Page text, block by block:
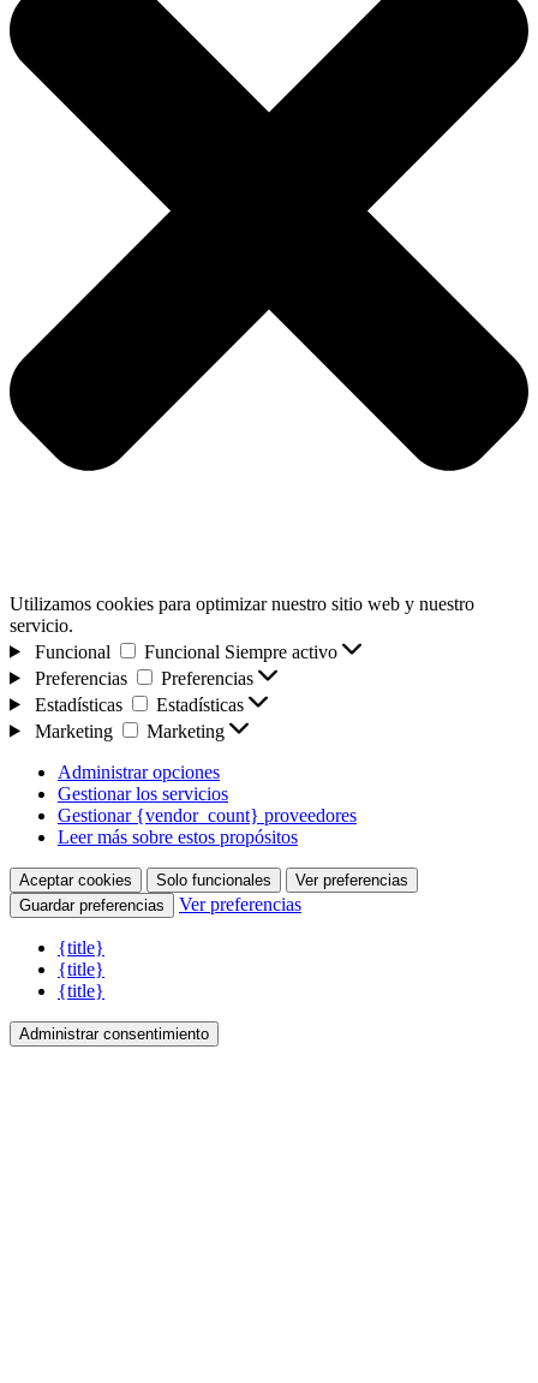
Utilizamos cookies para optimizar nuestro sitio web y nuestro
servicio.
Funcional
Funcional Siempre activo
Preferencias
Preferencias
Estadísticas
Estadísticas
Marketing
Marketing
Administrar opciones
Gestionar los servicios
Gestionar {vendor_count} proveedores
Leer más sobre estos propósitos
Aceptar cookies Solo funcionales
Ver preferencias
Guardar preferencias
Ver preferencias
{title}
{title}
{title}
Administrar consentimiento